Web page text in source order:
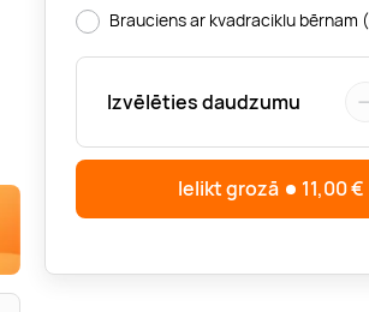
Brauciens ar kvadraciklu bērnam
Izvēlēties daudzumu
Ielikt grozā 11,00€